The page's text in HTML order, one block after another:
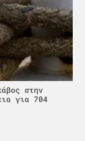
στην
για 704